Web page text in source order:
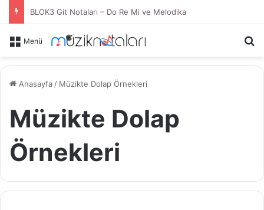
BLOK3 Git Notaları – Do Re Mi ve Melodika
Menü
Anasayfa / Müzikte Dolap Örnekleri
Müzikte Dolap
Örnekleri